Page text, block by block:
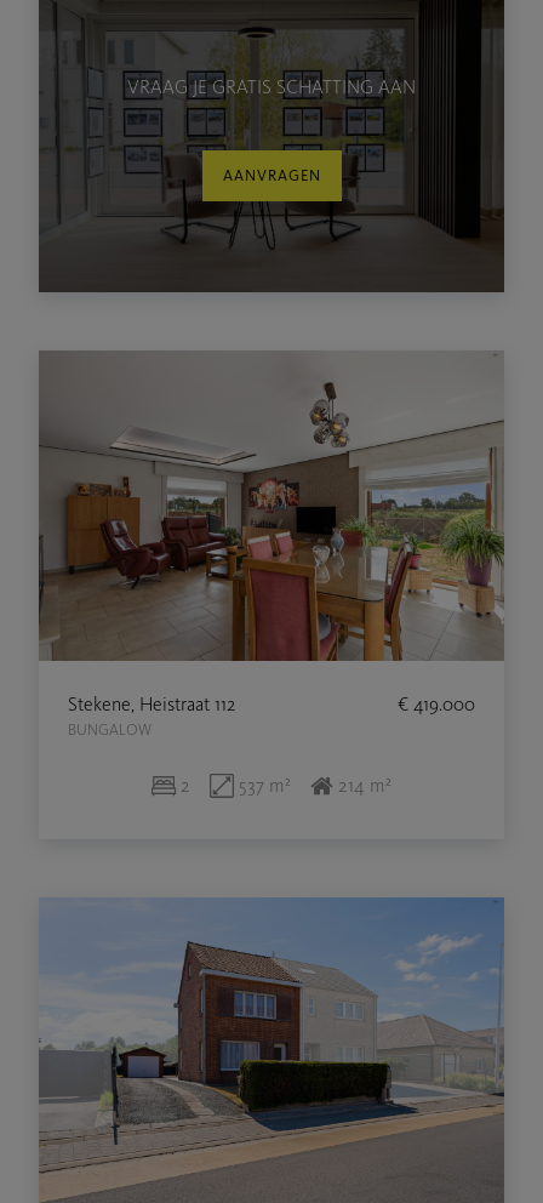
VRAAG JE GRATIS SCHATTING AAN
AANVRAGEN
Stekene, Heistraat 112
BUNGALOW
€ 419.000
2 537 m² 214 m²